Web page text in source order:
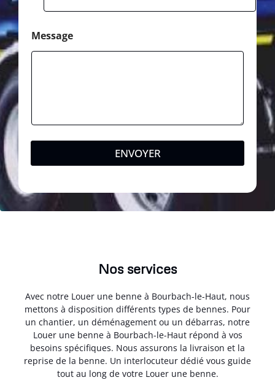
Message
ENVOYER
Nos services
Avec notre Louer une benne à Bourbach-le-Haut, nous
mettons à disposition différents types de bennes. Pour
un chantier, un déménagement ou un débarras, notre
Louer une benne à Bourbach-le-Haut répond à vos
besoins spécifiques. Nous assurons la livraison et la
reprise de la benne. Un interlocuteur dédié vous guide
tout au long de votre Louer une benne.